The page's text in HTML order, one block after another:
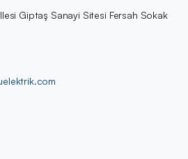
Giptaş Sanayi Sitesi Fersah Sokak